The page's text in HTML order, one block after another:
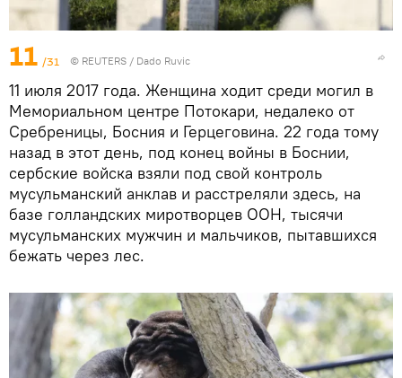
11 /31 © REUTERS / Dado Ruvic
11 июля 2017 года. Женщина ходит среди могил в
Мемориальном центре Потокари, недалеко от
Сребреницы, Босния и Герцеговина. 22 года тому
назад в этот день, под конец войны в Боснии,
сербские войска взяли под свой контроль
мусульманский анклав и расстреляли здесь, на
базе голландских миротворцев ООН, тысячи
мусульманских мужчин и мальчиков, пытавшихся
бежать через лес.